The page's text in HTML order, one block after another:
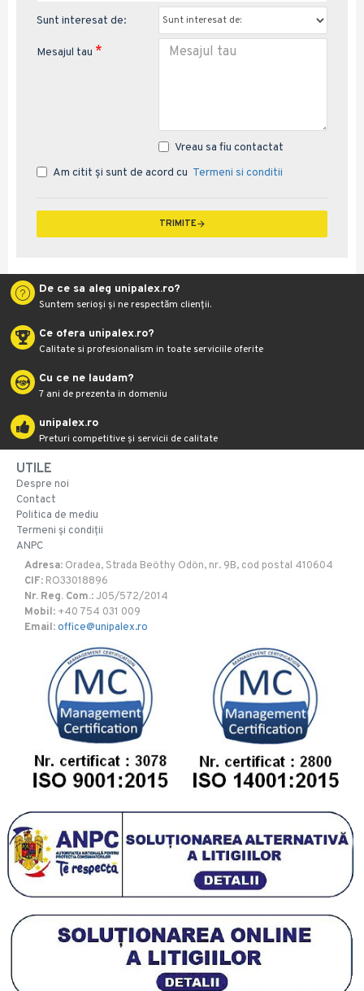
Sunt interesat de:
Mesajul tau
Vreau sa fiu contactat
Am citit şi sunt de acord cu Termeni si conditii
TRIMITE
De ce sa aleg unipalex.ro?
Suntem serioși și ne respectăm clienții.
Ce ofera unipalex.ro?
Calitate si profesionalism in toate serviciile oferite
Cu ce ne laudam?
7 ani de prezenta in domeniu
unipalex.ro
Preturi competitive și servicii de calitate
UTILE
Despre noi
Contact
Politica de mediu
Termeni și condiții
ANPC
Adresa: Oradea, Strada Beöthy Odön, nr. 9B, cod postal 410604
CIF: RO33018896
Nr. Reg. Com.: J05/572/2014
Mobil: +40 754 031 009
Email:office@unipalex.ro